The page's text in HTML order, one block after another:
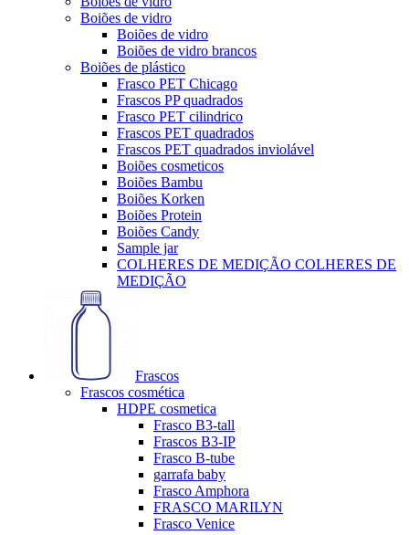
Boiões de vidro
Boiões de vidro
Boiões de vidro brancos
Boiões de plástico
Frasco PET Chicago
Frascos PP quadrados
Frasco PET cilindrico
Frascos PET quadrados
Frascos PET quadrados inviolável
Boiões cosmeticos
Boiões Bambu
Boiões Korken
Boiões Protein
Boiões Candy
Sample jar
COLHERES DE MEDIÇÃO COLHERES DE
MEDIÇÃO
Frascos
Frascos cosmética
HDPE cosmetica
Frasco B3-tall
Frascos B3-IP
Frasco B-tube
garrafa baby
Frasco Amphora
FRASCO MARILYN
Frasco Venice